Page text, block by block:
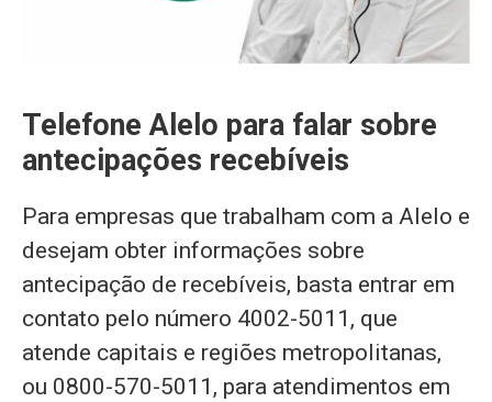
Telefone Alelo para falar sobre
antecipações recebíveis
Para empresas que trabalham com a Alelo e
desejam obter informações sobre
antecipação de recebíveis, basta entrar em
contato pelo número 4002-5011, que
atende capitais e regiões metropolitanas,
ou 0800-570-5011, para atendimentos em